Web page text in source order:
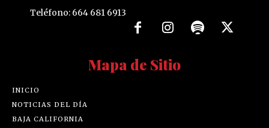
Teléfono: 664 681 6913
Mapa de Sitio
INICIO
NOTICIAS DEL DÍA
BAJA CALIFORNIA